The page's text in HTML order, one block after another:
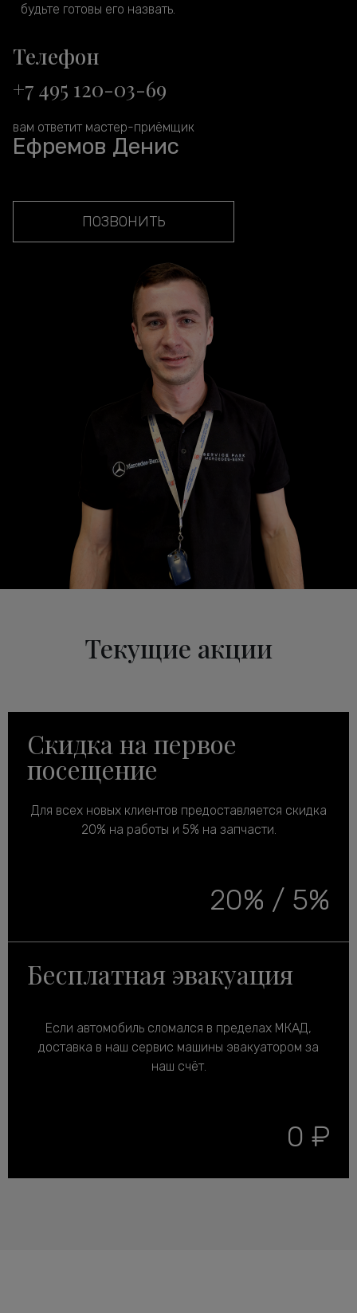
будьте готовы его назвать.
Телефон
+7 495 120-03-69
вам ответит мастер-приёмщик
Ефремов Денис
ПОЗВОНИТЬ
Текущие акции
Скидка на первое
посещение
Для всех новых клиентов предоставляется скидка
20% на работы и 5% на запчасти.
20% / 5%
Бесплатная эвакуация
Если автомобиль сломался в пределах МКАД,
доставка в наш сервис машины эвакуатором за
наш счёт.
0 ₽